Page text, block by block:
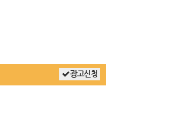
광고신청